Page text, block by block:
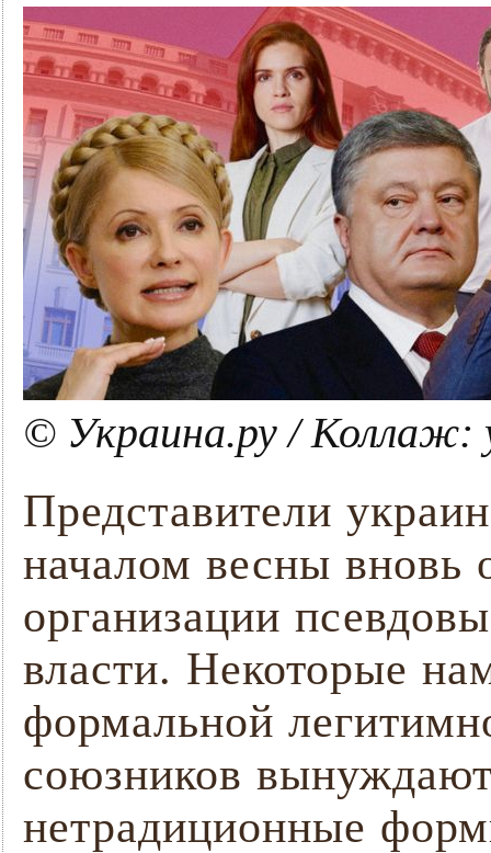
© Украина.ру / Коллаж:
Представители
началом весны вновь
организации
власти. Некоторые
формальной
союзников
нетрадиционные